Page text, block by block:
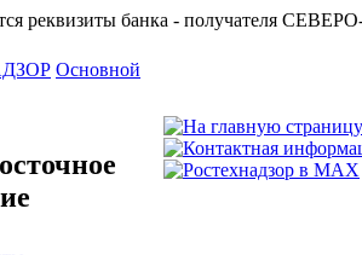
реквизиты банка -
Основной